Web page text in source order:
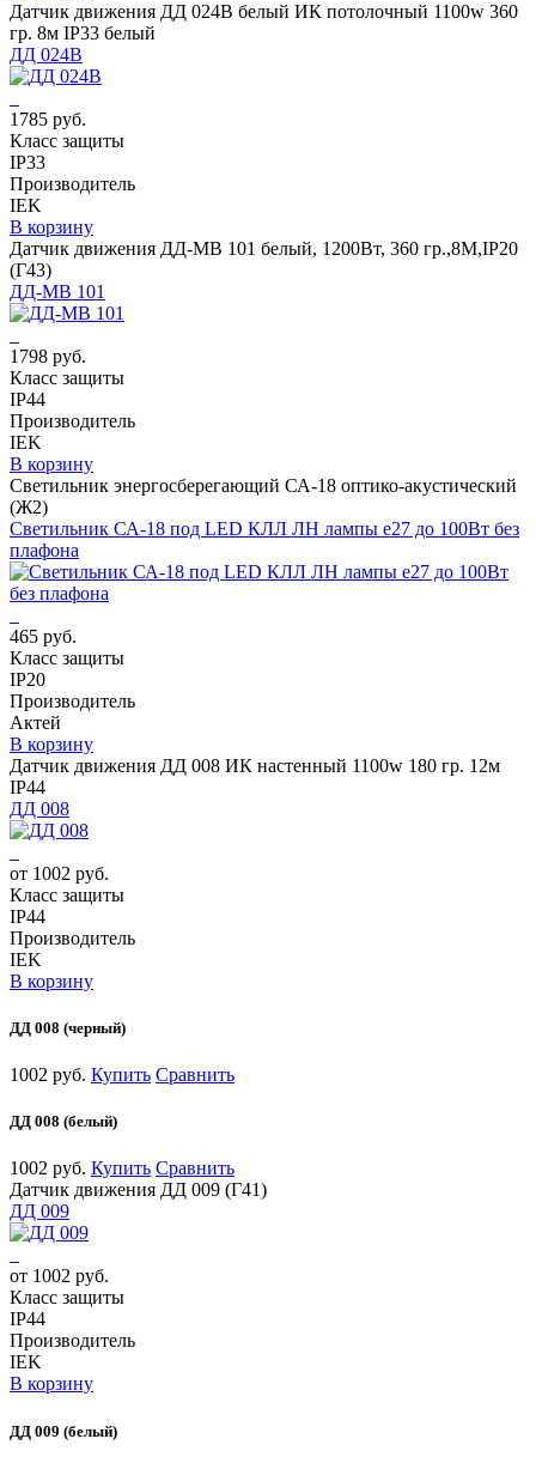
Датчик движения ДД 024В белый ИК потолочный 1100w 360
гр. 8м IP33 белый
ДД 024В
1785 руб.
Класс защиты
IP33
Производитель
IEK
В корзину
Датчик движения ДД-МВ 101 белый, 1200Вт, 360 гр.,8М,IP20
(Г43)
ДД-МВ 101
1798 руб.
Класс защиты
IP44
Производитель
IEK
В корзину
Светильник энергосберегающий СА-18 оптико-акустический
(Ж2)
Светильник СА-18 под LED КЛЛ ЛН лампы е27 до 100Вт без
плафона
465 руб.
Класс защиты
IP20
Производитель
Актей
В корзину
Датчик движения ДД 008 ИК настенный 1100w 180 гр. 12м
IP44
ДД 008
от 1002 руб.
Класс защиты
IP44
Производитель
IEK
В корзину
ДД 008 (черный)
1002 руб. Купить Сравнить
ДД 008 (белый)
1002 руб. Купить Сравнить
Датчик движения ДД 009 (Г41)
ДД 009
от 1002 руб.
Класс защиты
IP44
Производитель
IEK
В корзину
ДД 009 (белый)